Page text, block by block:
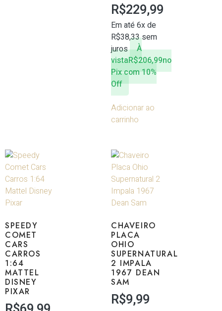
R$229,99
Em até 6x de
R$38,33sem
juros
À
vistaR$206,99no
Pix com 10%
Off
Adicionar ao
carrinho
SPEEDY
COMET
CARS
CARROS
1:64
MATTEL
DISNEY
PIXAR
CHAVEIRO
PLACA
OHIO
SUPERNATURAL
2 IMPALA
1967 DEAN
SAM
R$9,99